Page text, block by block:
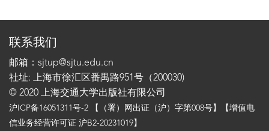
联系我们
邮箱：sjtup@sjtu.edu.cn
社址: 上海市徐汇区番禺路951号（200030)
© 2020 上海交通大学出版社有限公司
沪ICP备16051311号-2 【（署）网出证（沪）字第008号】【增值电
信业务经营许可证 沪B2-20231019】